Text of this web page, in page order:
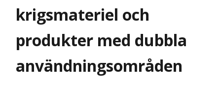
krigsmateriel och
produkter med dubbla
användningsområden